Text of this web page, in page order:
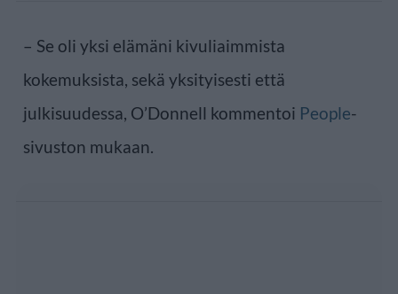
– Se oli yksi elämäni kivuliaimmista
kokemuksista, sekä yksityisesti että
julkisuudessa, O’Donnell kommentoi People-
sivuston mukaan.